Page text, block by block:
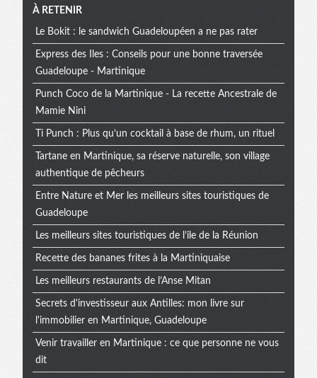
À RETENIR
Le Bokit : le sandwich Guadeloupéen a ne pas rater
Express des Iles : Conseils pour une bonne traversée
Guadeloupe - Martinique
Punch Coco de la Martinique - La recette Ancestrale de
Mamie Nini
Ti Punch : Plus qu’un cocktail à base de rhum, un rituel
Tartane en Martinique, sa réserve naturelle, son village
authentique de pêcheurs
Entre Nature et Mer les meilleurs sites touristiques de
Guadeloupe
Les meilleurs sites touristiques de l’ile de la Réunion
Recette des bananes frites à la Martiniquaise
Les meilleurs restaurants de l’Anse Mitan
Secrets d'investisseur aux Antilles: mon livre sur
l'immobilier en Martinique, Guadeloupe
Venir travailler en Martinique : ce que personne ne vous
dit